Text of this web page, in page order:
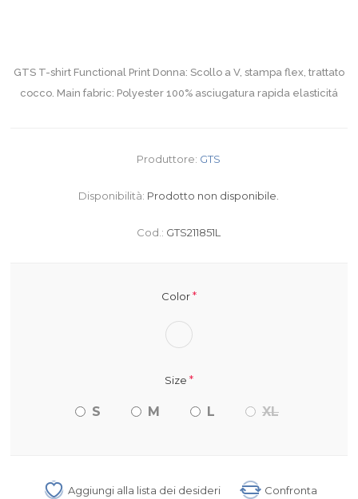
GTS T-shirt Functional Print Donna: Scollo a V, stampa flex, trattato
cocco. Main fabric: Polyester 100% asciugatura rapida elasticitá
Produttore: GTS
Disponibilità: Prodotto non disponibile.
Cod.: GTS211851L
Color*
Size *
S M L XL
Aggiungi alla lista dei desideri Confronta